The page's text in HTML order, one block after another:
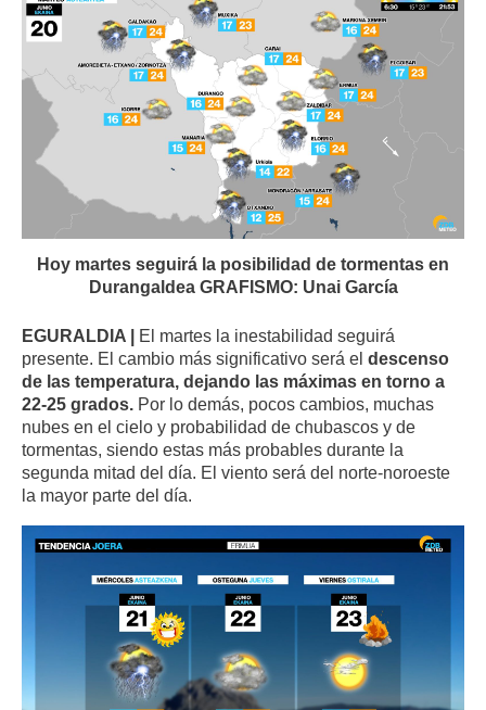
Hoy martes seguirá la posibilidad de tormentas en
Durangaldea GRAFISMO: Unai García
EGURALDIA |
El martes la inestabilidad seguirá
presente. El cambio más significativo será el descenso
de las temperatura, dejando las máximas en torno a
22-25 grados. Por lo demás, pocos cambios, muchas
nubes en el cielo y probabilidad de chubascos y de
tormentas, siendo estas más probables durante la
segunda mitad del día. El viento será del norte-noroeste
la mayor parte del día.